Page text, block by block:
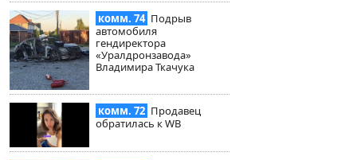
комм. 74 Подрыв
автомобиля
гендиректора
«Уралдронзавода»
Владимира Ткачука
комм. 72 Продавец
обратилась к WB